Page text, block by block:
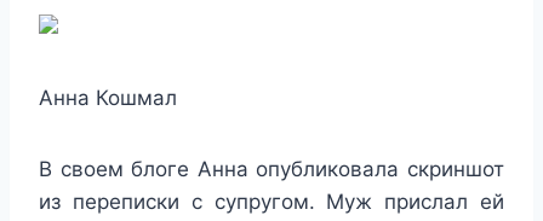
Анна Кошмал
В своем блоге Анна опубликовала скриншот
из переписки с супругом. Муж прислал ей